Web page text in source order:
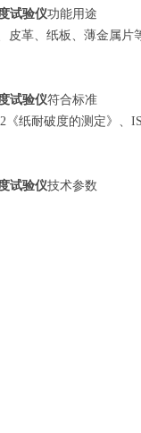
试验仪功能用途
革、纸板、薄金属片
试验仪符合标准
纸耐破度的测定》、
试验仪技术参数